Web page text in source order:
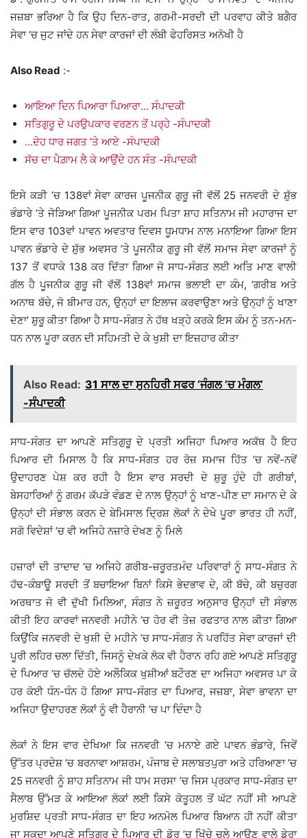
ਜਜ਼ਬਾ ਭਰਿਆ ਹੈ ਕਿ ਉਹ ਦਿਨ-ਰਾਤ, ਗਰਮੀ-ਸਰਦੀ ਦੀ ਪਰਵਾਹ ਕੀਤੇ ਬਗੈਰ
ਸੇਵਾ ’ਚ ਜੁਟ ਜਾਂਦੇ ਹਨ ਸੇਵਾ ਕਾਰਜਾਂ ਦੀ ਲੰਬੀ ਫੇਹਰਿਸਤ ਅਨੋਖੀ ਹੈ
Also Read :-
ਆਇਆ ਦਿਨ ਪਿਆਰਾ ਪਿਆਰਾ… ਸੰਪਾਦਕੀ
ਸਤਿਗੁਰੂ ਦੇ ਪਰਉਪਕਾਰ ਵਰਣਨ ਤੋਂ ਪਰ੍ਹੇ -ਸੰਪਾਦਕੀ
…ਦੇਹ ਧਾਰ ਜਗਤ ’ਤੇ ਆਏ -ਸੰਪਾਦਕੀ
ਸੱਚ ਦਾ ਪੈਗ਼ਾਮ ਲੈ ਕੇ ਆਉਂਦੇ ਹਨ ਸੰਤ -ਸੰਪਾਦਕੀ
ਇਸੇ ਕੜੀ ’ਚ 138ਵਾਂ ਸੇਵਾ ਕਾਰਜ ਪੂਜਨੀਕ ਗੁਰੂ ਜੀ ਵੱਲੋਂ 25 ਜਨਵਰੀ ਦੇ ਸ਼ੁੱਭ
ਭੰਡਾਰੇ ’ਤੇ ਜੋੜਿਆ ਗਿਆ ਪੂਜਨੀਕ ਪਰਮ ਪਿਤਾ ਸ਼ਾਹ ਸਤਿਨਾਮ ਜੀ ਮਹਾਰਾਜ ਦਾ
ਇਸ ਵਾਰ 103ਵਾਂ ਪਾਵਨ ਅਵਤਾਰ ਦਿਵਸ ਧੂਮਧਾਮ ਨਾਲ ਮਨਾਇਆ ਗਿਆ ਇਸ
ਪਾਵਨ ਭੰਡਾਰੇ ਦੇ ਸ਼ੁੱਭ ਅਵਸਰ ’ਤੇ ਪੂਜਨੀਕ ਗੁਰੂ ਜੀ ਵੱਲੋਂ ਸਮਾਜ ਸੇਵਾ ਕਾਰਜਾਂ ਨੂੰ
137 ਤੋਂ ਵਧਾਕੇ 138 ਕਰ ਦਿੱਤਾ ਗਿਆ ਜੋ ਸਾਧ-ਸੰਗਤ ਲਈ ਅਤਿ ਮਾਣ ਵਾਲੀ
ਗੱਲ ਹੈ ਪੂਜਨੀਕ ਗੁਰੂ ਜੀ ਵੱਲੋਂ 138ਵਾਂ ਸਮਾਜ ਭਲਾਈ ਦਾ ਕੰਮ, ‘ਗਰੀਬ ਅਤੇ
ਅਨਾਥ ਬੱਚੇ, ਜੋ ਬੀਮਾਰ ਹਨ, ਉਨ੍ਹਾਂ ਦਾ ਇਲਾਜ ਕਰਵਾਉਣਾ ਅਤੇ ਉਨ੍ਹਾਂ ਨੂੰ ਖਾਣਾ
ਦੇਣਾ’ ਸ਼ੁਰੂ ਕੀਤਾ ਗਿਆ ਹੈ ਸਾਧ-ਸੰਗਤ ਨੇ ਹੱਥ ਖੜ੍ਹੇ ਕਰਕੇ ਇਸ ਕੰਮ ਨੂੰ ਤਨ-ਮਨ-
ਧਨ ਨਾਲ ਪੂਰਾ ਕਰਨ ਦੀ ਸਹਿਮਤੀ ਦੇ ਕੇ ਖੁਸ਼ੀ ਦਾ ਇਜ਼ਹਾਰ ਕੀਤਾ
Also Read: 31 ਸਾਲ ਦਾ ਸੁਨਹਿਰੀ ਸਫਰ ‘ਜੰਗਲ ’ਚ ਮੰਗਲ’
-ਸੰਪਾਦਕੀ
ਸਾਧ-ਸੰਗਤ ਦਾ ਆਪਣੇ ਸਤਿਗੁਰੂ ਦੇ ਪ੍ਰਤੀ ਅਜਿਹਾ ਪਿਆਰ ਅਕੱਥ ਹੈ ਇਹ
ਪਿਆਰ ਦੀ ਮਿਸਾਲ ਹੈ ਕਿ ਸਾਧ-ਸੰਗਤ ਹਰ ਰੋਜ਼ ਸਮਾਜ ਹਿੱਤ ’ਚ ਨਵੇਂ-ਨਵੇਂ
ਉਦਾਹਰਣ ਪੇਸ਼ ਕਰ ਰਹੀ ਹੈ ਇਸ ਵਾਰ ਸਰਦੀ ਦੇ ਸ਼ੁਰੂ ਹੁੰਦੇ ਹੀ ਗਰੀਬਾਂ,
ਬੇਸਹਾਰਿਆਂ ਨੂੰ ਗਰਮ ਕੱਪੜੇ ਵੰਡਣ ਦੇ ਨਾਲ ਉਨ੍ਹਾਂ ਨੂੰ ਖਾਣ-ਪੀਣ ਦਾ ਸਮਾਨ ਦੇ ਕੇ
ਉਨ੍ਹਾਂ ਦੀ ਸੰਭਾਲ ਕਰਨ ਦੇ ਬੇਮਿਸਾਲ ਦ੍ਰਿਸ਼ ਲੋਕਾਂ ਨੇ ਦੇਖੇ ਪੂਰਾ ਭਾਰਤ ਹੀ ਨਹੀਂ,
ਸਗੋ ਵਿਦੇਸ਼ਾਂ ’ਚ ਵੀ ਅਜਿਹੇ ਨਜ਼ਾਰੇ ਦੇਖਣ ਨੂੰ ਮਿਲੇ
ਹਜ਼ਾਰਾਂ ਦੀ ਤਾਦਾਦ ’ਚ ਅਜਿਹੇ ਗਰੀਬ-ਜ਼ਰੂਰਤਮੰਦ ਪਰਿਵਾਰਾਂ ਨੂੰ ਸਾਧ-ਸੰਗਤ ਨੇ
ਹੱਢ-ਕੰਬਾਊ ਸਰਦੀ ਤੋਂ ਬਚਾਇਆ ਬਿਨਾਂ ਕਿਸੇ ਭੇਦਭਾਵ ਦੇ, ਕੀ ਬੱਚੇ, ਕੀ ਬਜ਼ੁਰਗ
ਅਰਥਾਤ ਜੋ ਵੀ ਦੁੱਖੀ ਮਿਲਿਆ, ਸੰਗਤ ਨੇ ਜ਼ਰੂਰਤ ਅਨੁਸਾਰ ਉਨ੍ਹਾਂ ਦੀ ਸੰਭਾਲ
ਕੀਤੀ ਇਹ ਕਾਰਵਾਂ ਜਨਵਰੀ ਮਹੀਨੇ ’ਚ ਹੋਰ ਵੀ ਤੇਜ਼ ਰਫਤਾਰ ਨਾਲ ਕੀਤਾ ਗਿਆ
ਕਿਉਂਕਿ ਜਨਵਰੀ ਦੇ ਖੁਸ਼ੀ ਦੇ ਮਹੀਨੇ ’ਚ ਸਾਧ-ਸੰਗਤ ਨੇ ਪਰਹਿੱਤ ਸੇਵਾ ਕਾਰਜਾਂ ਦੀ
ਪੂਰੀ ਲਹਿਰ ਚਲਾ ਦਿੱਤੀ, ਜਿਸਨੂੰ ਦੇਖਕੇ ਲੋਕ ਵੀ ਹੈਰਾਨ ਰਹਿ ਗਏ ਆਪਣੇ ਸਤਿਗੁਰੂ
ਦੇ ਪਿਆਰ ’ਚ ਚੱਲਦੇ ਹੋਏ ਅਲੌਕਿਕ ਖੁਸ਼ੀਆਂ ਬਟੌਰਣ ਦਾ ਅਜਿਹਾ ਅਵਸਰ ਪਾ ਕੇ
ਹਰ ਕੋਈ ਧੰਨ-ਧੰਨ ਹੋ ਗਿਆ ਸਾਧ-ਸੰਗਤ ਦਾ ਪਿਆਰ, ਜਜ਼ਬਾ, ਸੇਵਾ ਭਾਵਨਾ ਦਾ
ਅਜਿਹਾ ਉਦਾਹਰਣ ਲੋਕਾਂ ਨੂੰ ਵੀ ਹੈਰਾਨੀ ’ਚ ਪਾ ਦਿੰਦਾ ਹੈ
ਲੋਕਾਂ ਨੇ ਇਸ ਵਾਰ ਦੇਖਿਆ ਕਿ ਜਨਵਰੀ ’ਚ ਮਨਾਏ ਗਏ ਪਾਵਨ ਭੰਡਾਰੇ, ਜਿਵੇਂ
ਉੱਤਰ ਪ੍ਰਦੇਸ਼ ’ਚ ਬਰਨਾਵਾ ਆਸ਼ਰਮ, ਪੰਜਾਬ ਦੇ ਸਲਾਬਤਪੁਰਾ ਅਤੇ ਹਰਿਆਣਾ ’ਚ
25 ਜਨਵਰੀ ਨੂੰ ਸ਼ਾਹ ਸਤਿਨਾਮ ਜੀ ਧਾਮ ਸਰਸਾ ’ਚ ਜਿਸ ਪ੍ਰਕਾਰ ਸਾਧ-ਸੰਗਤ ਦਾ
ਸੈਲਾਬ ਉੱਮੜ ਕੇ ਆਇਆ ਲੋਕਾਂ ਲਈ ਕਿਸੇ ਕੋਤੂਹਲ ਤੋਂ ਘੱਟ ਨਹੀਂ ਸੀ ਆਪਣੇ
ਮੁਰਸ਼ਿਦ ਪ੍ਰਤੀ ਸਾਧ-ਸੰਗਤ ਦਾ ਇਹ ਅਨਮੋਲ ਪਿਆਰ ਬਿਆਨ ਹੀ ਨਹੀਂ ਕੀਤਾ
ਜਾ ਸਕਦਾ ਆਪਣੇ ਸਤਿਗੁਰੂ ਦੇ ਪਿਆਰ ਦੀ ਡੋਰ ’ਚ ਖਿੱਚੇ ਚਲੇ ਆਉਣ ਵਾਲੇ ਡੇਰਾ